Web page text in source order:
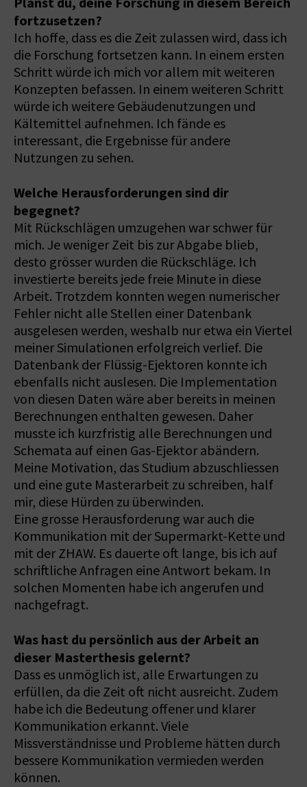
fortzusetzen?
Ich hoffe, dass es die Zeit zulassen wird, dass ich
die Forschung fortsetzen kann. In einem ersten
Schritt würde ich mich vor allem mit weiteren
Konzepten befassen. In einem weiteren Schritt
würde ich weitere Gebäudenutzungen und
Kältemittel aufnehmen. Ich fände es
interessant, die Ergebnisse für andere
Nutzungen zu sehen.
Welche Herausforderungen sind dir
begegnet?
Mit Rückschlägen umzugehen war schwer für
mich. Je weniger Zeit bis zur Abgabe blieb,
desto grösser wurden die Rückschläge. Ich
investierte bereits jede freie Minute in diese
Arbeit. Trotzdem konnten wegen numerischer
Fehler nicht alle Stellen einer Datenbank
ausgelesen werden, weshalb nur etwa ein Viertel
meiner Simulationen erfolgreich verlief. Die
Datenbank der Flüssig-Ejektoren konnte ich
ebenfalls nicht auslesen. Die Implementation
von diesen Daten wäre aber bereits in meinen
Berechnungen enthalten gewesen. Daher
musste ich kurzfristig alle Berechnungen und
Schemata auf einen Gas-Ejektor abändern.
Meine Motivation, das Studium abzuschliessen
und eine gute Masterarbeit zu schreiben, half
mir, diese Hürden zu überwinden.
Eine grosse Herausforderung war auch die
Kommunikation mit der Supermarkt-Kette und
mit der ZHAW. Es dauerte oft lange, bis ich auf
schriftliche Anfragen eine Antwort bekam. In
solchen Momenten habe ich angerufen und
nachgefragt.
Was hast du persönlich aus der Arbeit an
dieser Masterthesis gelernt?
Dass es unmöglich ist, alle Erwartungen zu
erfüllen, da die Zeit oft nicht ausreicht. Zudem
habe ich die Bedeutung offener und klarer
Kommunikation erkannt. Viele
Missverständnisse und Probleme hätten durch
bessere Kommunikation vermieden werden
können.